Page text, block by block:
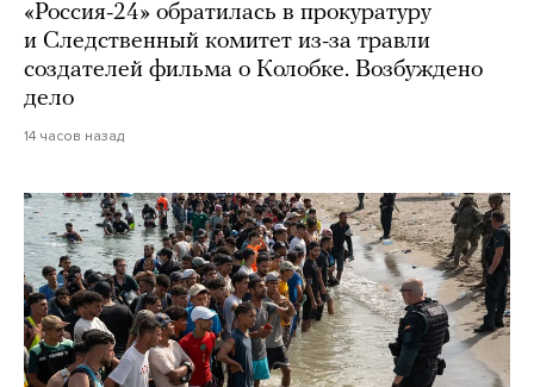
«Россия-24» обратилась в прокуратуру
и Следственный комитет из-за травли
создателей фильма о Колобке. Возбуждено
дело
14 часов назад